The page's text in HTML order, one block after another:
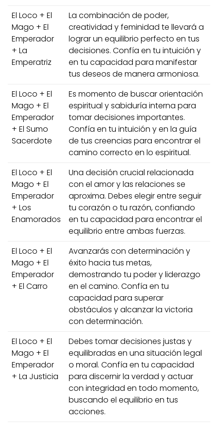
El Loco + El
Mago + El
Emperador
+ La
Emperatriz
La combinación de poder,
creatividad y feminidad te llevará a
lograr un equilibrio perfecto en tus
decisiones. Confía en tu intuición y
en tu capacidad para manifestar
tus deseos de manera armoniosa.
El Loco + El
Mago + El
Emperador
+ El Sumo
Sacerdote
Es momento de buscar orientación
espiritual y sabiduría interna para
tomar decisiones importantes.
Confía en tu intuición y en la guía
de tus creencias para encontrar el
camino correcto en lo espiritual.
El Loco + El
Mago + El
Emperador
+ Los
Enamorados
Una decisión crucial relacionada
con el amor y las relaciones se
aproxima. Debes elegir entre seguir
tu corazón o tu razón, confiando
en tu capacidad para encontrar el
equilibrio entre ambas fuerzas.
El Loco + El
Mago + El
Emperador
+ El Carro
Avanzarás con determinación y
éxito hacia tus metas,
demostrando tu poder y liderazgo
en el camino. Confía en tu
capacidad para superar
obstáculos y alcanzar la victoria
con determinación.
El Loco + El
Mago + El
Emperador
+ La Justicia
Debes tomar decisiones justas y
equilibradas en una situación legal
o moral. Confía en tu capacidad
para discernir la verdad y actuar
con integridad en todo momento,
buscando el equilibrio en tus
acciones.